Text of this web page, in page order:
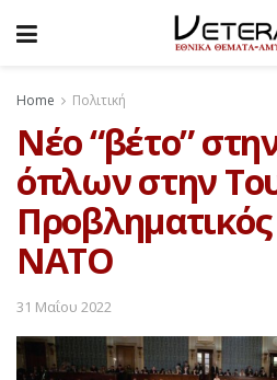
Home Πολιτική
Νέο “βέτο”
όπλων στην
Προβληματικός
ΝΑΤΟ
31 Μαΐου 2022